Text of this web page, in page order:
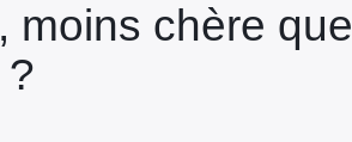
moins chère que
?